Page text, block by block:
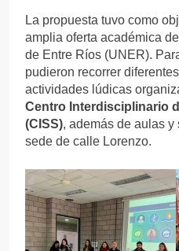
La propuesta tuvo como
amplia oferta académica
de Entre Ríos (UNER).
pudieron recorrer
actividades lúdicas
Centro Interdisciplinario
(CISS), además de aulas
sede de calle Lorenzo.